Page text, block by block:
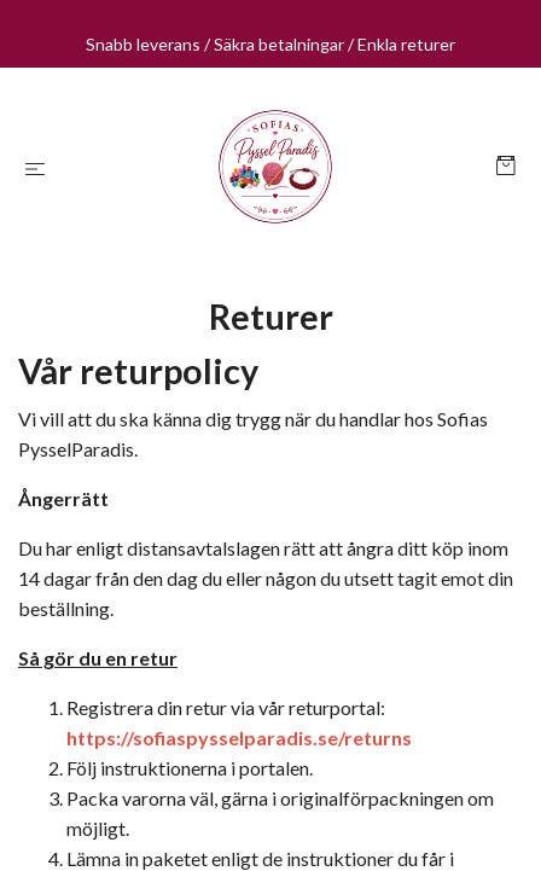
Snabb leverans / Säkra betalningar / Enkla returer
Returer
Vår returpolicy
Vi vill att du ska känna dig trygg när du handlar hos Sofias
PysselParadis.
Ångerrätt
Du har enligt distansavtalslagen rätt att ångra ditt köp inom
14 dagar från den dag du eller någon du utsett tagit emot din
beställning.
Så gör du en retur
Registrera din retur via vår returportal:
https://sofiaspysselparadis.se/returns
Följ instruktionerna i portalen.
Packa varorna väl, gärna i originalförpackningen om
möjligt.
Lämna in paketet enligt de instruktioner du får i